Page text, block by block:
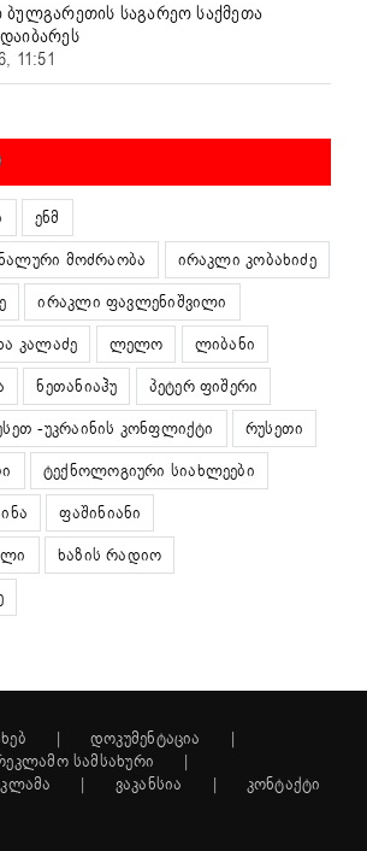
ბულგარეთის საგარეო საქმეთა
11:51
ენმ
მოძრაობა
ირაკლი კობახიძე
ირაკლი ფავლენიშვილი
კალაძე ლელო
ლიბანი
ნეთანიაჰუ
პეტერ ფიშერი
-უკრაინის კონფლიქტი
რუსეთი
ტექნოლოგიური სიახლეები
ფაშინიანი
ხაზის რადიო
დოკუმენტაცია
სამსახური
ვაკანსია კონტაქტი